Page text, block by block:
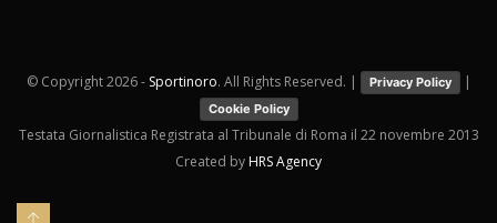
© Copyright2026 - Sportinoro. All Rights Reserved. | Privacy Policy |
Cookie Policy
Testata Giornalistica Registrata al Tribunale di Roma il 22 novembre 2013
Created by HRS Agency